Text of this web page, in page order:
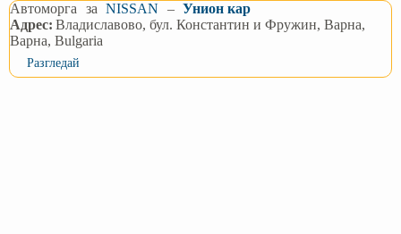
Автоморга за NISSAN – Унион кар
Адрес: Владиславово, бул. Константин и Фружин, Варна,
Варна, Bulgaria
Разгледай